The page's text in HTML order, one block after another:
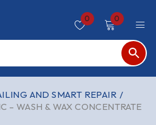
0 0
AND SMART REPAIR /
– WASH & WAX CONCENTRATE